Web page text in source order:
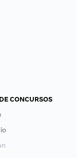
CONCURSOS